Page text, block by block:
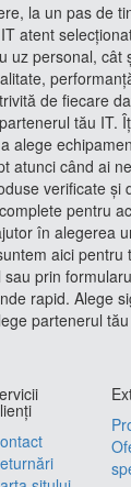
la un pas de
atent
uz personal, cât
de fiecare
tău IT.
alege
atunci când ai
verificate și
pentru
în alegerea
aici pentru
prin
rapid. Alege
partenerul